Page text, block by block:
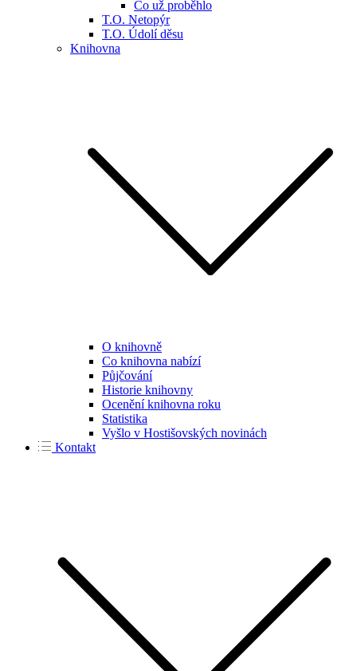
Co už proběhlo
T.O. Netopýr
T.O. Údolí děsu
Knihovna
O knihovně
Co knihovna nabízí
Půjčování
Historie knihovny
Ocenění knihovna roku
Statistika
Vyšlo v Hostišovských novinách
Kontakt